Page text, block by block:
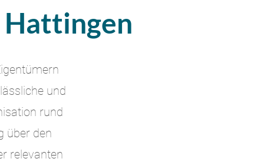
und
rund
über den
relevanten